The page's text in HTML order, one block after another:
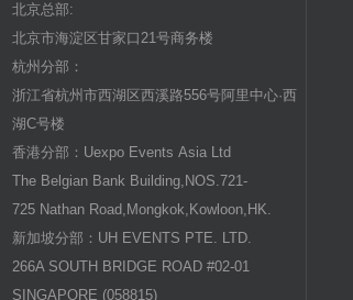
北京总部:
北京市海淀区甘家口21号商务楼
杭州分部：
浙江省杭州市西湖区西溪路556号阿里中心·西
湖C号楼
香港分部：Uexpo Events Asia Ltd
The Belgian Bank Building,NOS.721-
725 Nathan Road,Mongkok,Kowloon,HK.
新加坡分部：UH EVENTS PTE. LTD.
266A SOUTH BRIDGE ROAD #02-01
SINGAPORE (058815)